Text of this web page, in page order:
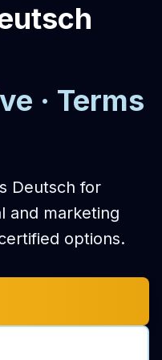
· Terms
Deutsch for
and marketing
options.